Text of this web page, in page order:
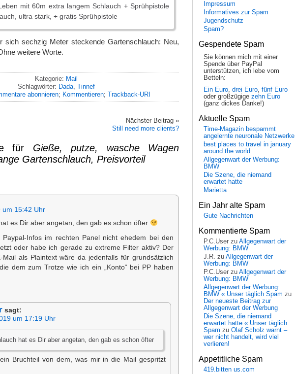
mit 60m extra langem Schlauch + Sprühpistole
ultra stark, + gratis Sprühpistole
sich sechzig Meter steckende Gartenschlauch: Neu,
weitere Worte.
Kategorie: Mail
Schlagwörter: Dada, Tinnef
abonnieren; Kommentieren; Trackback-URI
Nächster Beitrag »
Still need more clients?
für Gieße, putze, wasche Wagen
Gartenschlauch, Preisvorteil
um 15:42 Uhr
es Dir aber angetan, den gab es schon öfter
Infos im rechten Panel nicht ehedem bei den
oder habe ich gerade zu extreme Filter aktiv? Der
als Plaintext wäre da jedenfalls für grundsätzlich
dem zum Trotze wie ich ein „Konto“ bei PP haben
sagt:
um 17:19 Uhr
hat es Dir aber angetan, den gab es schon öfter
Bruchteil von dem, was mir in die Mail gespritzt
Impressum
Informatives zur Spam
Jugendschutz
Spam?
Gespendete Spam
Sie können mich mit einer
Spende über PayPal
unterstützen, ich lebe vom
Betteln:
Ein Euro, drei Euro, fünf Euro
oder großzügige zehn Euro
(ganz dickes Danke!)
Aktuelle Spam
Time-Magazin bespammt
angelernte neuronale Netzwerke
best places to travel in january
around the world
Allgegenwart der Werbung:
BMW
Die Szene, die niemand
erwartet hatte
Marietta
Ein Jahr alte Spam
Gute Nachrichten
Kommentierte Spam
P.C.User zu Allgegenwart der
Werbung: BMW
J.R. zu Allgegenwart der
Werbung: BMW
P.C.User zu Allgegenwart der
Werbung: BMW
Allgegenwart der Werbung:
BMW « Unser täglich Spam zu
Der neueste Beitrag zur
Allgegenwart der Werbung
Die Szene, die niemand
erwartet hatte « Unser täglich
Spam zu Olaf Scholz warnt –
wer nicht handelt, wird viel
verlieren!
Appetitliche Spam
419.bitten us.com